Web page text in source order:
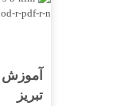
آموزش
تبریز